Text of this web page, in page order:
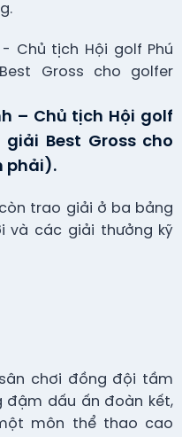
– Chủ tịch Hội golf
Best Gross cho
phải).
trao giải ở ba bảng
và các giải thưởng kỹ
chơi đồng đội tầm
đậm dấu ấn đoàn kết,
môn thể thao cao